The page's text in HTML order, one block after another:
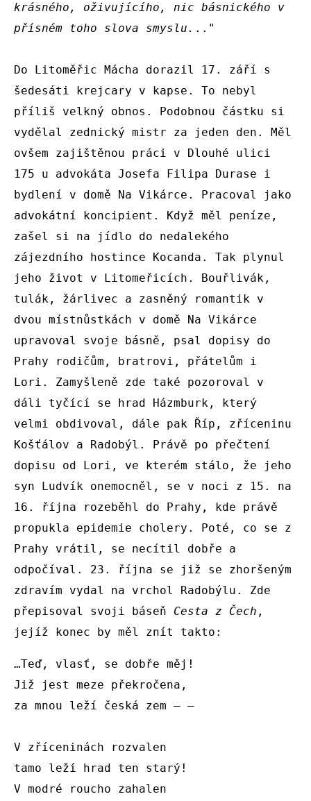
krásného, oživujícího, nic básnického v
přísném toho slova smyslu. .."
Do Litoměřic Mácha dorazil 17. září s
šedesáti krejcary v kapse. To nebyl
příliš velkný obnos. Podobnou částku si
vydělal zednický mistr za jeden den. Měl
ovšem zajištěnou práci v Dlouhé ulici
175 u advokáta Josefa Filipa Durase i
bydlení v domě Na Vikárce. Pracoval jako
advokátní koncipient. Když měl peníze,
zašel si na jídlo do nedalekého
zájezdního hostince Kocanda. Tak plynul
jeho život v Litomeřicích. Bouřlivák,
tulák, žárlivec a zasněný romantik v
dvou místnůstkách v domě Na Vikárce
upravoval svoje básně, psal dopisy do
Prahy rodičům, bratrovi, přátelům i
Lori. Zamyšleně zde také pozoroval v
dáli tyčící se hrad Házmburk, který
velmi obdivoval, dále pak Říp, zříceninu
Košťálov a Radobýl. Právě po přečtení
dopisu od Lori, ve kterém stálo, že jeho
syn Ludvík onemocněl, se v noci z 15. na
16. října rozeběhl do Prahy, kde právě
propukla epidemie cholery. Poté, co se z
Prahy vrátil, se necítil dobře a
odpočíval. 23. října se již se zhoršeným
zdravím vydal na vrchol Radobýlu. Zde
přepisoval svoji báseň Cesta z Čech ,
jejíž konec by měl znít takto:
…Teď, vlasť, se dobře měj!
Již jest meze překročena,
za mnou leží česká zem — —
V zříceninách rozvalen
tamo leží hrad ten starý!
V modré roucho zahalen